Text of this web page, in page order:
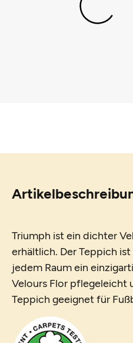
Triumph ist ein dichter
erhältlich. Der Teppich
jedem Raum ein
Velours Flor pflegeleicht
Teppich geeignet für